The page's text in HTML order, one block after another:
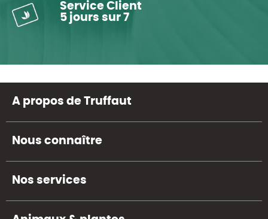
Service Client
5 jours sur 7
A propos de Truffaut
Nous connaître
Nos services